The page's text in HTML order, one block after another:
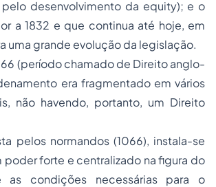
desenvolvimento da equity); e o
a 1832 e que continua até hoje, em
uma grande evolução da legislação.
(período chamado de Direito anglo-
era fragmentado em vários
não havendo, portanto, um Direito
pelos normandos (1066), instala-se
poder forte e centralizado na figura do
as condições necessárias para o